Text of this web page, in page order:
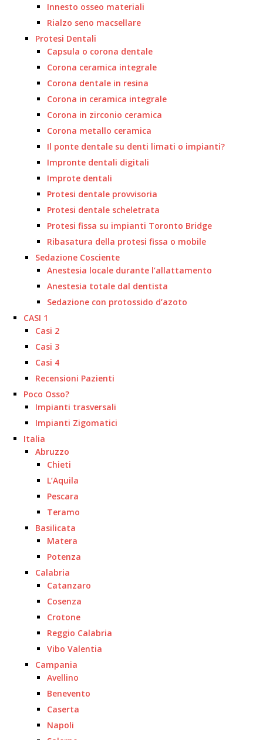
Innesto osseo materiali
Rialzo seno macsellare
Protesi Dentali
Capsula o corona dentale
Corona ceramica integrale
Corona dentale in resina
Corona in ceramica integrale
Corona in zirconio ceramica
Corona metallo ceramica
Il ponte dentale su denti limati o impianti?
Impronte dentali digitali
Improte dentali
Protesi dentale provvisoria
Protesi dentale scheletrata
Protesi fissa su impianti Toronto Bridge
Ribasatura della protesi fissa o mobile
Sedazione Cosciente
Anestesia locale durante l’allattamento
Anestesia totale dal dentista
Sedazione con protossido d’azoto
CASI 1
Casi 2
Casi 3
Casi 4
Recensioni Pazienti
Poco Osso?
Impianti trasversali
Impianti Zigomatici
Italia
Abruzzo
Chieti
L’Aquila
Pescara
Teramo
Basilicata
Matera
Potenza
Calabria
Catanzaro
Cosenza
Crotone
Reggio Calabria
Vibo Valentia
Campania
Avellino
Benevento
Caserta
Napoli